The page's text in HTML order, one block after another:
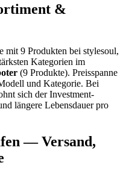
&
mit 9 Produkten bei stylesoul,
Kategorien im
(9 Produkte). Preisspanne
und Kategorie. Bei
sich der Investment-
längere Lebensdauer pro
— Versand,